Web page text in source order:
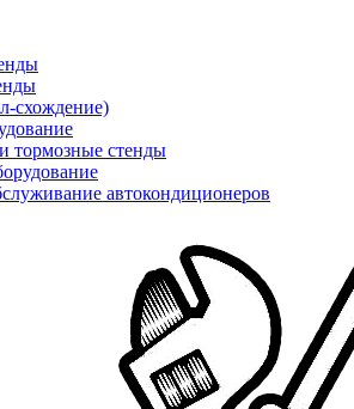
схождение)
тормозные стенды
автокондиционеров